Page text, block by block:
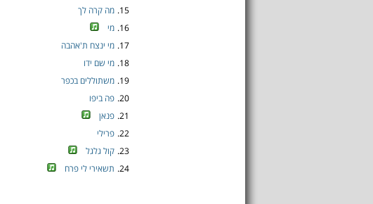
15. מה קרה לך
16. מי
17. מי ינצח ת'אהבה
18. מי שם ידו
19. משתוללים בכפר
20. פה ביפו
21. פנאן
22. פרילי
23. קול גלגל
24. תשאירי לי פרח